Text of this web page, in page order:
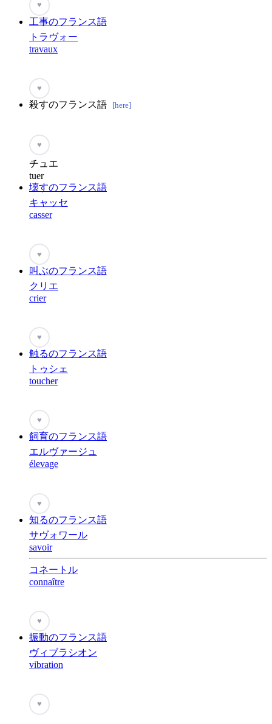
♥
工事のフランス語
トラヴォー
travaux
♥
殺すのフランス語 [here]
♥
チュエ
tuer
壊すのフランス語
キャッセ
casser
♥
叫ぶのフランス語
クリエ
crier
♥
触るのフランス語
トゥシェ
toucher
♥
飼育のフランス語
エルヴァージュ
élevage
♥
知るのフランス語
サヴォワール
savoir
コネートル
connaître
♥
振動のフランス語
ヴィブラシオン
vibration
♥